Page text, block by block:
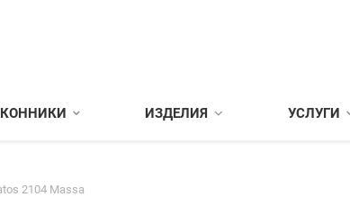
ИЗДЕЛИЯ УСЛУГИ
2104 Massa